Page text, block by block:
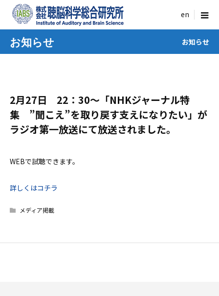
menu
お知らせ お知らせ
2月27日 22：30～「NHKジャーナル特
集 ”聞こえ”を取り戻す支えになりたい」が
ラジオ第一放送にて放送されました。
WEBで試聴できます。
詳しくはコチラ
メディア掲載